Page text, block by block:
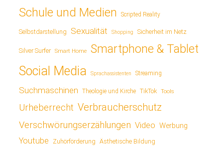
Schule und Medien Scripted Reality
Selbstdarstellung Sexualität Shopping Sicherheit im Netz
Silver Surfer Smart Home Smartphone & Tablet
Social Media Sprachassistenten Streaming
Suchmaschinen Theologie und Kirche TikTok Tools
Urheberrecht Verbraucherschutz
Verschwörungserzählungen Video Werbung
Youtube Zuhörförderung Ästhetische Bildung